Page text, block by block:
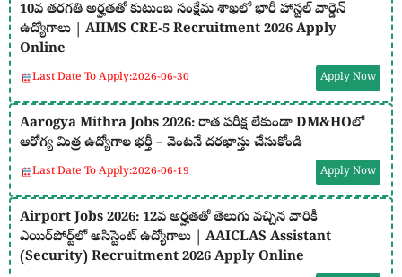
10వ తరగతి అర్హతతో కుటుంబ సంక్షేమ శాఖలో భారీ హాస్టల్ వార్డెన్
ఉద్యోగాలు | AIIMS CRE-5 Recruitment 2026 Apply
Online
Last Date To Apply:2026-06-30 Apply Now
Aarogya Mithra Jobs 2026: రాత పరీక్ష లేకుండా DM&HOలో
ఆరోగ్య మిత్ర ఉద్యోగాల భర్తీ – వెంటనే దరఖాస్తు చేసుకోండి
Last Date To Apply:2026-06-19 Apply Now
Airport Jobs 2026: 12వ అర్హతతో తెలుగు వచ్చిన వారికీ
ఎయిర్‌పోర్ట్‌లో అసిస్టెంట్ ఉద్యోగాలు | AAICLAS Assistant
(Security) Recruitment 2026 Apply Online